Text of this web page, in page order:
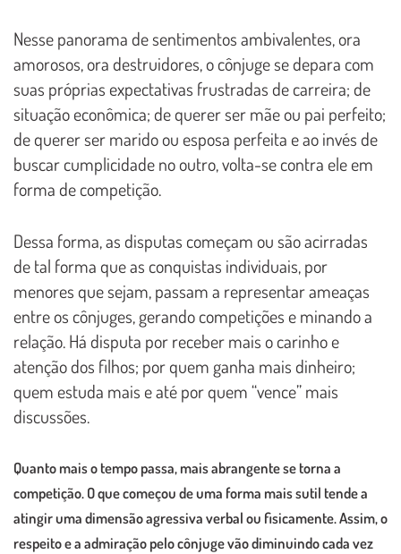
Nesse panorama de sentimentos ambivalentes, ora
amorosos, ora destruidores, o cônjuge se depara com
suas próprias expectativas frustradas de carreira; de
situação econômica; de querer ser mãe ou pai perfeito;
de querer ser marido ou esposa perfeita e ao invés de
buscar cumplicidade no outro, volta-se contra ele em
forma de competição.
Dessa forma, as disputas começam ou são acirradas
de tal forma que as conquistas individuais, por
menores que sejam, passam a representar ameaças
entre os cônjuges, gerando competições e minando a
relação. Há disputa por receber mais o carinho e
atenção dos filhos; por quem ganha mais dinheiro;
quem estuda mais e até por quem “vence” mais
discussões.
Quanto mais o tempo passa, mais abrangente se torna a
competição. O que começou de uma forma mais sutil tende a
atingir uma dimensão agressiva verbal ou fisicamente. Assim, o
respeito e a admiração pelo cônjuge vão diminuindo cada vez